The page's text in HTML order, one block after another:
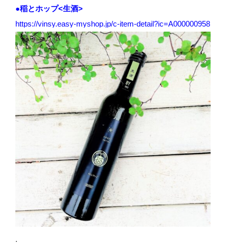
●稲とホップ<生酒>
https://vinsy.easy-myshop.jp/c-item-detail?ic=A000000958
.